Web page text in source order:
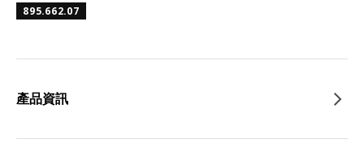
895.662.07
產品資訊